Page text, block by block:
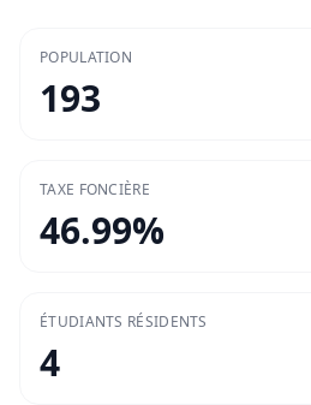
POPULATION
193
TAXE FONCIÈRE
46.99%
ÉTUDIANTS RÉSIDENTS
4